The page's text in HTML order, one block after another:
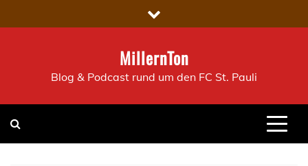
to
MillernTon
Blog & Podcast rund um den FC St. Pauli